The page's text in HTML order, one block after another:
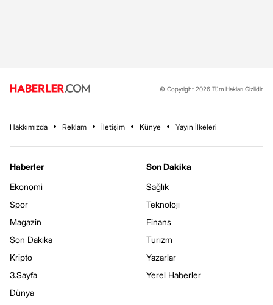
© Copyright 2026 Tüm Hakları Gizlidir.
Hakkımızda Reklam İletişim Künye Yayın İlkeleri
Haberler
Ekonomi
Spor
Magazin
Son Dakika
Kripto
3.Sayfa
Dünya
Son Dakika
Sağlık
Teknoloji
Finans
Turizm
Yazarlar
Yerel Haberler